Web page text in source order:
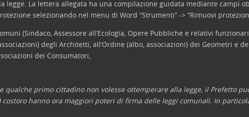
La lettera allegata ha una compilazione guidata mediante campi
selezionando nel menu di Word “Strumenti” -> “Rimuovi
(Sindaco, Assessore all’Ecologia, Opere Pubbliche e relativi
degli Architetti, all’Ordine (albo, associazioni) dei Geometri e
dei Consumatori,
qualche primo cittadino non volesse ottemperare alla legge, il Prefetto
hanno ora maggiori poteri di firma delle leggi comunali. In